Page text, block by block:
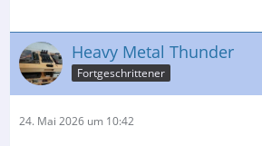
Heavy Metal Thunder
Fortgeschrittener
24. Mai 2026 um 10:42